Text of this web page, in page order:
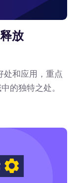
放
处和应用，重点
的独特之处。